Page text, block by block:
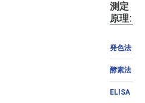
測定
原理:
発色法
酵素法
ELISA